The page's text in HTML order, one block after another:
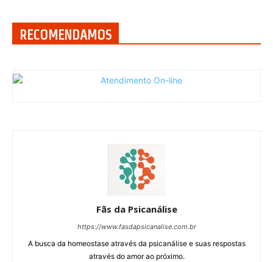
RECOMENDAMOS
Fãs da Psicanálise
https://www.fasdapsicanalise.com.br
A busca da homeostase através da psicanálise e suas respostas
através do amor ao próximo.